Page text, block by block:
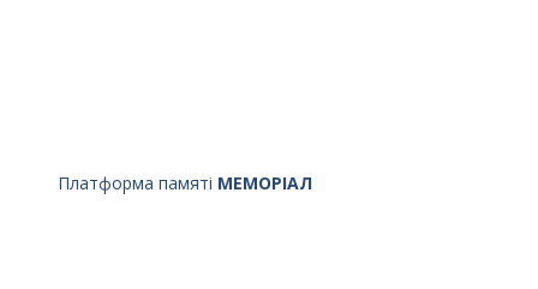
Платформа памяті МЕМОРІАЛ